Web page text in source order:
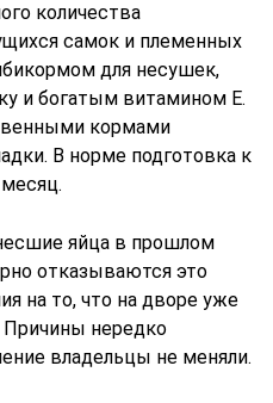
количества
самок и племенных
для несушек,
и богатым витамином Е.
кормами
В норме подготовка к
яйца в прошлом
отказываются это
на то, что на дворе уже
Причины нередко
владельцы не меняли.